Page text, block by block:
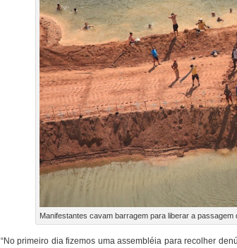
Manifestantes cavam barragem para liberar a
“No primeiro dia fizemos uma assembléia para recolher